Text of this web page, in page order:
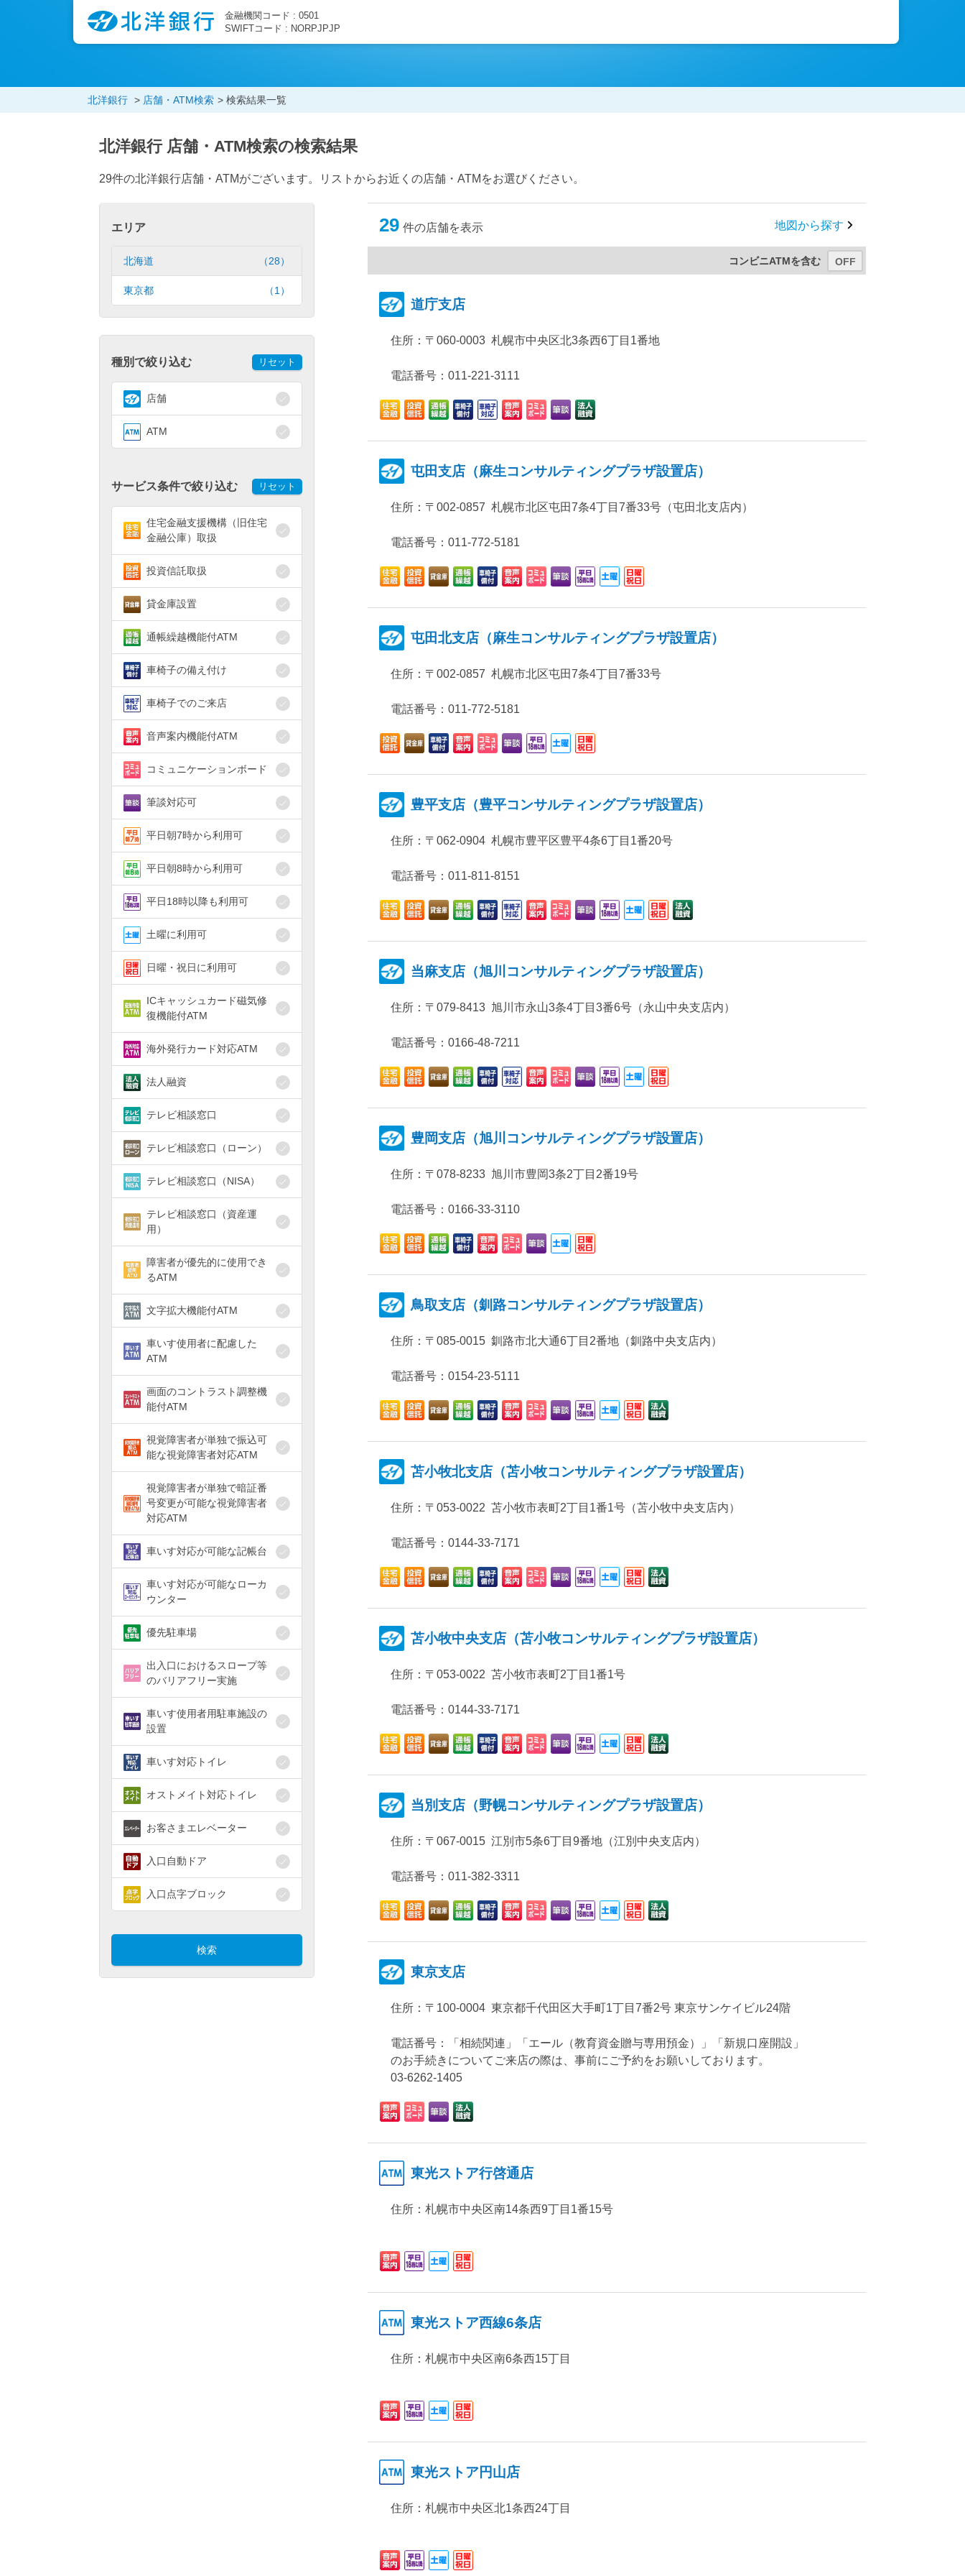
金融機関コード : 0501
SWIFTコード : NORPJPJP
北洋銀行 店舗・ATM検索 検索結果一覧
北洋銀行 店舗・ATM検索の検索結果
29件の北洋銀行店舗・ATMがございます。リストからお近くの店舗・ATMをお選びください。
エリア
北海道 （28）
東京都 （1）
種別で絞り込む リセット
店舗
ATM
サービス条件で絞り込む リセット
住宅金融支援機構（旧住宅
金融公庫）取扱
投資信託取扱
貸金庫設置
通帳繰越機能付ATM
車椅子の備え付け
車椅子でのご来店
音声案内機能付ATM
コミュニケーションボード
筆談対応可
平日朝7時から利用可
平日朝8時から利用可
平日18時以降も利用可
土曜に利用可
日曜・祝日に利用可
ICキャッシュカード磁気修
復機能付ATM
海外発行カード対応ATM
法人融資
テレビ相談窓口
テレビ相談窓口（ローン）
テレビ相談窓口（NISA）
テレビ相談窓口（資産運
用）
障害者が優先的に使用でき
るATM
文字拡大機能付ATM
車いす使用者に配慮した
ATM
画面のコントラスト調整機
能付ATM
視覚障害者が単独で振込可
能な視覚障害者対応ATM
視覚障害者が単独で暗証番
号変更が可能な視覚障害者
対応ATM
車いす対応が可能な記帳台
車いす対応が可能なローカ
ウンター
優先駐車場
出入口におけるスロープ等
のバリアフリー実施
車いす使用者用駐車施設の
設置
車いす対応トイレ
オストメイト対応トイレ
お客さまエレベーター
入口自動ドア
入口点字ブロック
29 件の店舗を表示 地図から探す
コンビニATMを含む
道庁支店
住所： 〒060-0003 札幌市中央区北3条西6丁目1番地
電話番号：011-221-3111
屯田支店（麻生コンサルティングプラザ設置店）
住所： 〒002-0857 札幌市北区屯田7条4丁目7番33号（屯田北支店内）
電話番号：011-772-5181
屯田北支店（麻生コンサルティングプラザ設置店）
住所： 〒002-0857 札幌市北区屯田7条4丁目7番33号
電話番号：011-772-5181
豊平支店（豊平コンサルティングプラザ設置店）
住所： 〒062-0904 札幌市豊平区豊平4条6丁目1番20号
電話番号：011-811-8151
当麻支店（旭川コンサルティングプラザ設置店）
住所： 〒079-8413 旭川市永山3条4丁目3番6号（永山中央支店内）
電話番号：0166-48-7211
豊岡支店（旭川コンサルティングプラザ設置店）
住所： 〒078-8233 旭川市豊岡3条2丁目2番19号
電話番号：0166-33-3110
鳥取支店（釧路コンサルティングプラザ設置店）
住所： 〒085-0015 釧路市北大通6丁目2番地（釧路中央支店内）
電話番号：0154-23-5111
苫小牧北支店（苫小牧コンサルティングプラザ設置店）
住所： 〒053-0022 苫小牧市表町2丁目1番1号（苫小牧中央支店内）
電話番号：0144-33-7171
苫小牧中央支店（苫小牧コンサルティングプラザ設置店）
住所： 〒053-0022 苫小牧市表町2丁目1番1号
電話番号：0144-33-7171
当別支店（野幌コンサルティングプラザ設置店）
住所： 〒067-0015 江別市5条6丁目9番地（江別中央支店内）
電話番号：011-382-3311
東京支店
住所： 〒100-0004 東京都千代田区大手町1丁目7番2号 東京サンケイビル24階
電話番号：「相続関連」「エール（教育資金贈与専用預金）」「新規口座開設」
のお手続きについてご来店の際は、事前にご予約をお願いしております。
03-6262-1405
東光ストア行啓通店
住所： 札幌市中央区南14条西9丁目1番15号
東光ストア西線6条店
住所： 札幌市中央区南6条西15丁目
東光ストア円山店
住所： 札幌市中央区北1条西24丁目